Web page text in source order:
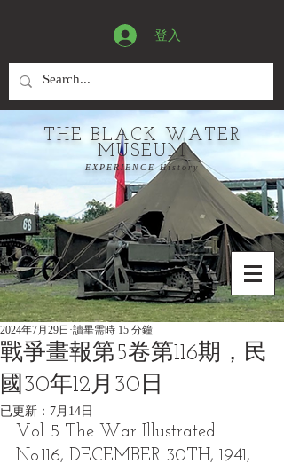
登入
THE BLACK WATER
MUSEUM
EXPERIENCE History
戰爭畫報第5卷第116期，民
國30年12月30日
2024年7月29日 讀畢需時 15 分鐘
已更新： 7月14日
Vol 5 The War Illustrated
No.116, DECEMBER 30TH, 1941,